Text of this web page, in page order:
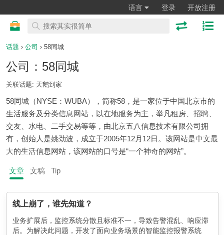
语言 登录 开放注册
话题 › 公司 › 58同城
公司：58同城
关联话题: 天鹅到家
58同城（NYSE：WUBA），简称58，是一家位于中国北京市的
生活服务及分类信息网站，以在地服务为主，举凡租房、招聘、
交友、水电、二手交易等等，由北京五八信息技术有限公司拥
有，创始人是姚劲波，成立于2005年12月12日。该网站是中文最
大的生活信息网站，该网站的口号是“一个神奇的网站”。
文章 文稿 Tip
线上崩了，谁先知道？
业务扩展后，监控系统分散且标准不一，导致告警混乱、响应滞
后。为解决此问题，开发了面向业务场景的智能监控报警系统